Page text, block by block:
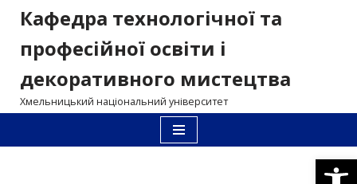
Перейти
вмісту
Кафедра технологічної та
професійної освіти і
декоративного мистецтва
Хмельницький національний університет